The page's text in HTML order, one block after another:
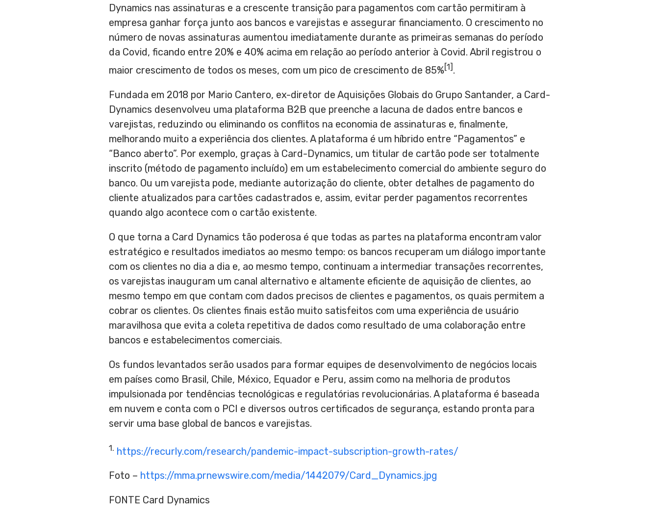
Dynamics nas assinaturas e a crescente transição para pagamentos com cartão permitiram à
empresa ganhar força junto aos bancos e varejistas e assegurar financiamento. O crescimento no
número de novas assinaturas aumentou imediatamente durante as primeiras semanas do período
da Covid, ficando entre 20% e 40% acima em relação ao período anterior à Covid. Abril registrou o
maior crescimento de todos os meses, com um pico de crescimento de 85% [1] .
Fundada em 2018 por Mario Cantero, ex-diretor de Aquisições Globais do Grupo Santander, a Card-
Dynamics desenvolveu uma plataforma B2B que preenche a lacuna de dados entre bancos e
varejistas, reduzindo ou eliminando os conflitos na economia de assinaturas e, finalmente,
melhorando muito a experiência dos clientes. A plataforma é um híbrido entre “Pagamentos” e
“Banco aberto”. Por exemplo, graças à Card-Dynamics, um titular de cartão pode ser totalmente
inscrito (método de pagamento incluído) em um estabelecimento comercial do ambiente seguro do
banco. Ou um varejista pode, mediante autorização do cliente, obter detalhes de pagamento do
cliente atualizados para cartões cadastrados e, assim, evitar perder pagamentos recorrentes
quando algo acontece com o cartão existente.
O que torna a Card Dynamics tão poderosa é que todas as partes na plataforma encontram valor
estratégico e resultados imediatos ao mesmo tempo: os bancos recuperam um diálogo importante
com os clientes no dia a dia e, ao mesmo tempo, continuam a intermediar transações recorrentes,
os varejistas inauguram um canal alternativo e altamente eficiente de aquisição de clientes, ao
mesmo tempo em que contam com dados precisos de clientes e pagamentos, os quais permitem a
cobrar os clientes. Os clientes finais estão muito satisfeitos com uma experiência de usuário
maravilhosa que evita a coleta repetitiva de dados como resultado de uma colaboração entre
bancos e estabelecimentos comerciais.
Os fundos levantados serão usados para formar equipes de desenvolvimento de negócios locais
em países como Brasil, Chile, México, Equador e Peru, assim como na melhoria de produtos
impulsionada por tendências tecnológicas e regulatórias revolucionárias. A plataforma é baseada
em nuvem e conta com o PCI e diversos outros certificados de segurança, estando pronta para
servir uma base global de bancos e varejistas.
1. https://recurly.com/research/pandemic-impact-subscription-growth-rates/
Foto – https://mma.prnewswire.com/media/1442079/Card_Dynamics.jpg
FONTE Card Dynamics